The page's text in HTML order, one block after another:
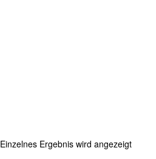
Einzelnes Ergebnis wird angezeigt